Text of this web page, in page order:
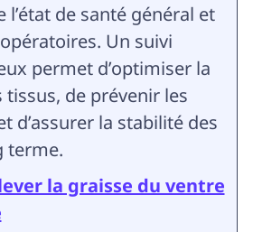
l’état de santé général et
Un suivi
permet d’optimiser la
de prévenir les
d’assurer la stabilité des
terme.
la graisse du ventre